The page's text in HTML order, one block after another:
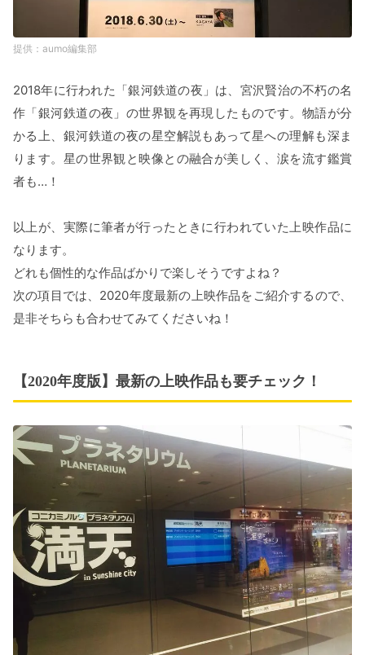
aumo編集部
2018年に行われた「銀河鉄道の夜」は、宮沢賢治の不朽の名
作「銀河鉄道の夜」の世界観を再現したものです。物語が分
かる上、銀河鉄道の夜の星空解説もあって星への理解も深ま
ります。星の世界観と映像との融合が美しく、涙を流す鑑賞
者も…！
以上が、実際に筆者が行ったときに行われていた上映作品に
なります。
どれも個性的な作品ばかりで楽しそうですよね？
次の項目では、2020年度最新の上映作品をご紹介するので、
是非そちらも合わせてみてくださいね！
【2020年度版】最新の上映作品も要チェック！